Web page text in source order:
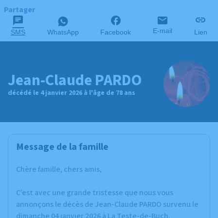
Partager
SMS WhatsApp Facebook E-mail Lien
Jean-Claude PARDO
décédé le 4 janvier 2026 à l'âge de 78 ans
Message de la famille
Chère famille, chers amis,
C’est avec une grande tristesse que nous vous
annonçons le décès de Jean-Claude PARDO survenu le